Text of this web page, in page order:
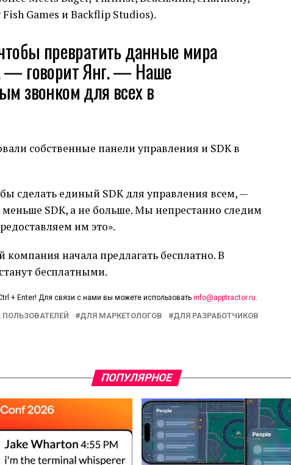
Games и Backflip Studios).
превратить данные мира
— говорит Янг. — Наше
звонком для всех в
собственные панели управления и SDK в
сделать единый SDK для управления всем, —
меньше SDK, а не больше. Мы непрестанно следим
им это».
начала предлагать бесплатно. В
бесплатными.
+ Enter! Для связи с нами вы можете использовать info@apptractor.ru.
ДЛЯ МАРКЕТОЛОГОВ
ДЛЯ РАЗРАБОТЧИКОВ
ПОПУЛЯРНОЕ